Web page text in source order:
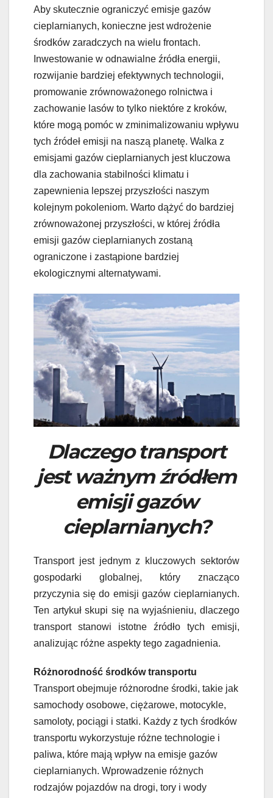
Aby skutecznie ograniczyć emisje gazów
cieplarnianych, konieczne jest wdrożenie
środków zaradczych na wielu frontach.
Inwestowanie w odnawialne źródła energii,
rozwijanie bardziej efektywnych technologii,
promowanie zrównoważonego rolnictwa i
zachowanie lasów to tylko niektóre z kroków,
które mogą pomóc w zminimalizowaniu wpływu
tych źródeł emisji na naszą planetę. Walka z
emisjami gazów cieplarnianych jest kluczowa
dla zachowania stabilności klimatu i
zapewnienia lepszej przyszłości naszym
kolejnym pokoleniom. Warto dążyć do bardziej
zrównoważonej przyszłości, w której źródła
emisji gazów cieplarnianych zostaną
ograniczone i zastąpione bardziej
ekologicznymi alternatywami.
Dlaczego transport
jest ważnym źródłem
emisji gazów
cieplarnianych?
Transport jest jednym z kluczowych sektorów
gospodarki globalnej, który znacząco
przyczynia się do emisji gazów cieplarnianych.
Ten artykuł skupi się na wyjaśnieniu, dlaczego
transport stanowi istotne źródło tych emisji,
analizując różne aspekty tego zagadnienia.
Różnorodność środków transportu
Transport obejmuje różnorodne środki, takie jak
samochody osobowe, ciężarowe, motocykle,
samoloty, pociągi i statki. Każdy z tych środków
transportu wykorzystuje różne technologie i
paliwa, które mają wpływ na emisje gazów
cieplarnianych. Wprowadzenie różnych
rodzajów pojazdów na drogi, tory i wody